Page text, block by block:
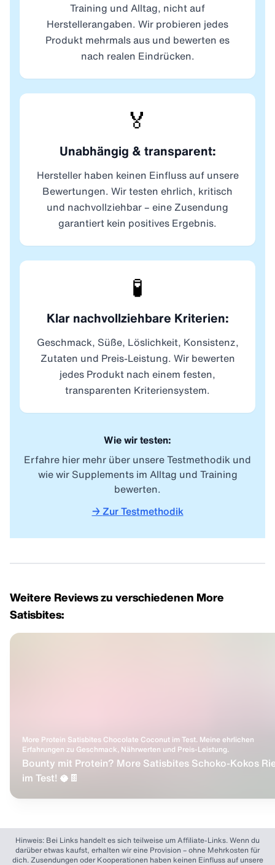
Training und Alltag, nicht auf
Herstellerangaben. Wir probieren jedes
Produkt mehrmals aus und bewerten es
nach realen Eindrücken.
🏅
Unabhängig & transparent:
Hersteller haben keinen Einfluss auf unsere
Bewertungen. Wir testen ehrlich, kritisch
und nachvollziehbar – eine Zusendung
garantiert kein positives Ergebnis.
🧪
Klar nachvollziehbare Kriterien:
Geschmack, Süße, Löslichkeit, Konsistenz,
Zutaten und Preis-Leistung. Wir bewerten
jedes Produkt nach einem festen,
transparenten Kriteriensystem.
Wie wir testen:
Erfahre hier mehr über unsere Testmethodik und
wie wir Supplements im Alltag und Training
bewerten.
→ Zur Testmethodik
Weitere Reviews zu verschiedenen More
Satisbites:
More Protein Satisbites Chocolate Coconut im Test. Meine ehrlichen
Erfahrungen zu Geschmack, Nährwerten und Preis-Leistung.
Bounty mit Protein? More Satisbites Schoko-Kokos
im Test! 🥥🍫
Hinweis: Bei Links handelt es sich teilweise um Affiliate-Links. Wenn du
darüber etwas kaufst, erhalten wir eine Provision – ohne Mehrkosten für
dich. Zusendungen oder Kooperationen haben keinen Einfluss auf unsere